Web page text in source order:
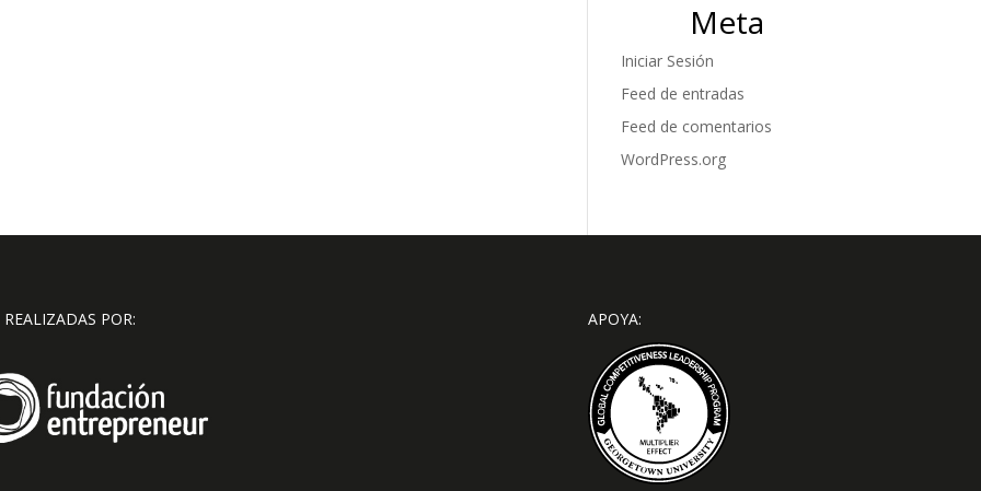
Meta
Iniciar Sesión
Feed de entradas
Feed de comentarios
WordPress.org
POR: APOYA: